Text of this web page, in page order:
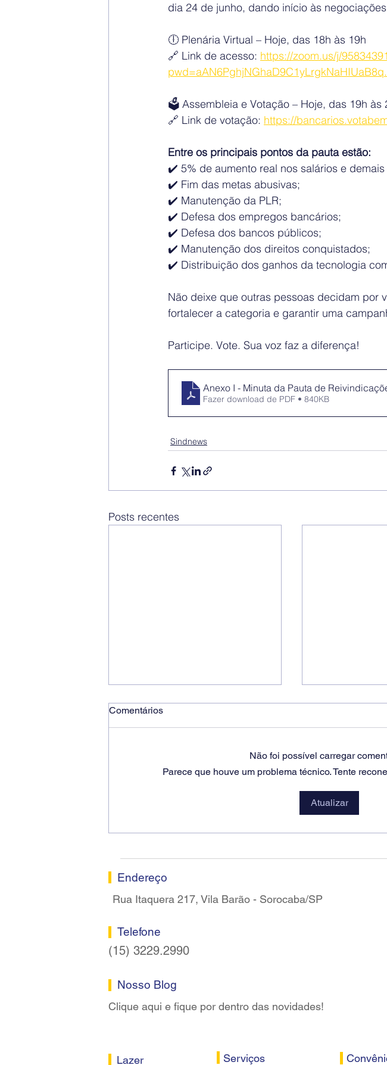
dia 24 de junho, dando início às
🕕 Plenária Virtual – Hoje, das 18h às 19h
🔗 Link de acesso: https://zoom.us/j/
🗳️ Assembleia e Votação – Hoje, das 19h às
🔗 Link de votação: https://
Entre os principais pontos da pauta estão:
✔️ 5% de aumento real nos salários e
✔️ Fim das metas abusivas;
✔️ Manutenção da PLR;
✔️ Defesa dos empregos bancários;
✔️ Defesa dos bancos públicos;
✔️ Manutenção dos direitos conquistados;
✔️ Distribuição dos ganhos da tecnologia
Não deixe que outras pessoas decidam por
fortalecer a categoria e garantir uma
Participe. Vote. Sua voz faz a diferença!
Anexo I - Minuta da Pauta de
Fazer download de PDF • 840KB
Sindnews
Posts recentes
Diretores do
visitam
Comentários
Não foi possível carregar
Parece que houve um problema técnico. Tente
Atualizar
Endereço
Rua Itaquera 217, Vila Barão - Sorocaba/SP
Telefone
(15) 3229.2990
Nosso Blog
Clique aqui e fique por dentro das novidades!
Lazer Serviços